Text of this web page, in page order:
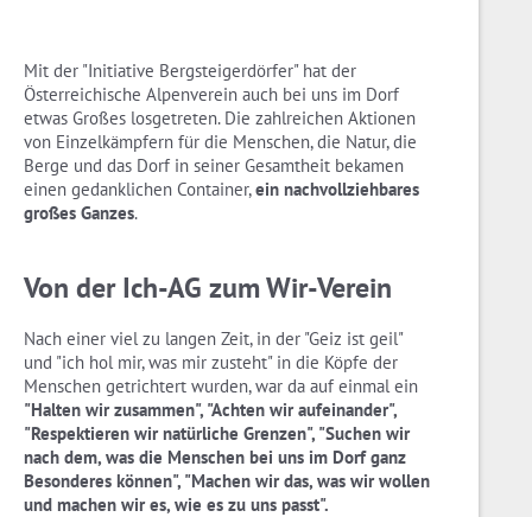
Mit der "Initiative Bergsteigerdörfer" hat der
Österreichische Alpenverein auch bei uns im Dorf
etwas Großes losgetreten. Die zahlreichen Aktionen
von Einzelkämpfern für die Menschen, die Natur, die
Berge und das Dorf in seiner Gesamtheit bekamen
einen gedanklichen Container,ein nachvollziehbares
großes Ganzes.
Von der Ich-AG zum Wir-Verein
Nach einer viel zu langen Zeit, in der "Geiz ist geil"
und "ich hol mir, was mir zusteht" in die Köpfe der
Menschen getrichtert wurden, war da auf einmal ein
"Halten wir zusammen", "Achten wir aufeinander",
"Respektieren wir natürliche Grenzen", "Suchen wir
nach dem, was die Menschen bei uns im Dorf ganz
Besonderes können", "Machen wir das, was wir wollen
und machen wir es, wie es zu uns passt".